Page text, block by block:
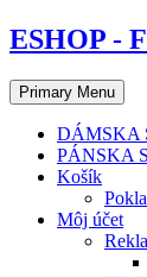
Skip
to
content
ESHOP -
Primary Menu
DÁMSKA
PÁNSKA
Košík
Môj účet